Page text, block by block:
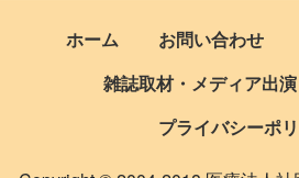
ホーム お問い合わせ
雑誌取材・メディア出演
プライバシーポ